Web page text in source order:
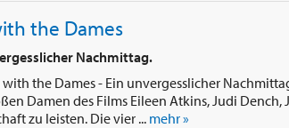
the Dames
Nachmittag.
with the Dames - Ein unvergesslicher
Damen des Films Eileen Atkins, Judi
zu leisten. Die vier ... mehr »